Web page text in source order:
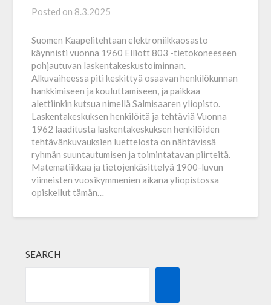
Posted on 8.3.2025
Suomen Kaapelitehtaan elektroniikkaosasto
käynnisti vuonna 1960 Elliott 803 -tietokoneeseen
pohjautuvan laskentakeskustoiminnan.
Alkuvaiheessa piti keskittyä osaavan henkilökunnan
hankkimiseen ja kouluttamiseen, ja paikkaa
alettiinkin kutsua nimellä Salmisaaren yliopisto.
Laskentakeskuksen henkilöitä ja tehtäviä Vuonna
1962 laaditusta laskentakeskuksen henkilöiden
tehtävänkuvauksien luettelosta on nähtävissä
ryhmän suuntautumisen ja toimintatavan piirteitä.
Matematiikkaa ja tietojenkäsittelyä 1900-luvun
viimeisten vuosikymmenien aikana yliopistossa
opiskellut tämän…
SEARCH